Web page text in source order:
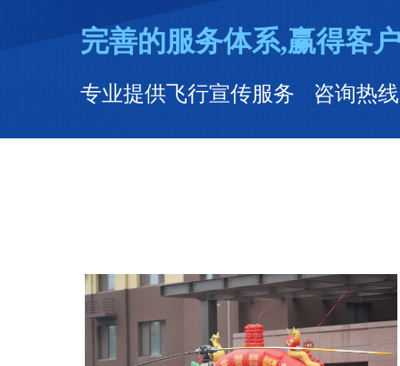
完善的服务体系,赢得客
专业提供飞行宣传服务 咨询热